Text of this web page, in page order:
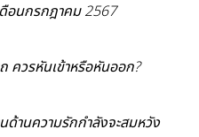
ดือนกรกฎาคม 2567
ควรหันเข้าหรือหันออก?
ด้านความรักกำลังจะสมหวัง